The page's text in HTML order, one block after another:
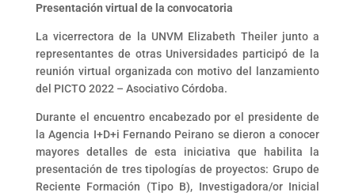
Presentación virtual de la convocatoria
La vicerrectora de la UNVM Elizabeth Theiler junto a
representantes de otras Universidades participó de la
reunión virtual organizada con motivo del lanzamiento
del PICTO 2022 – Asociativo Córdoba.
Durante el encuentro encabezado por el presidente de
la Agencia I+D+i Fernando Peirano se dieron a conocer
mayores detalles de esta iniciativa que habilita la
presentación de tres tipologías de proyectos: Grupo de
Reciente Formación (Tipo B), Investigadora/or Inicial